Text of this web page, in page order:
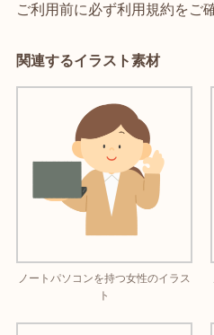
ご利用前に必ず利用規約をご
関連するイラスト素材
ノートパソコンを持つ女性のイラス
ト